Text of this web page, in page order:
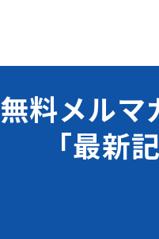
無料メルマ
「最新